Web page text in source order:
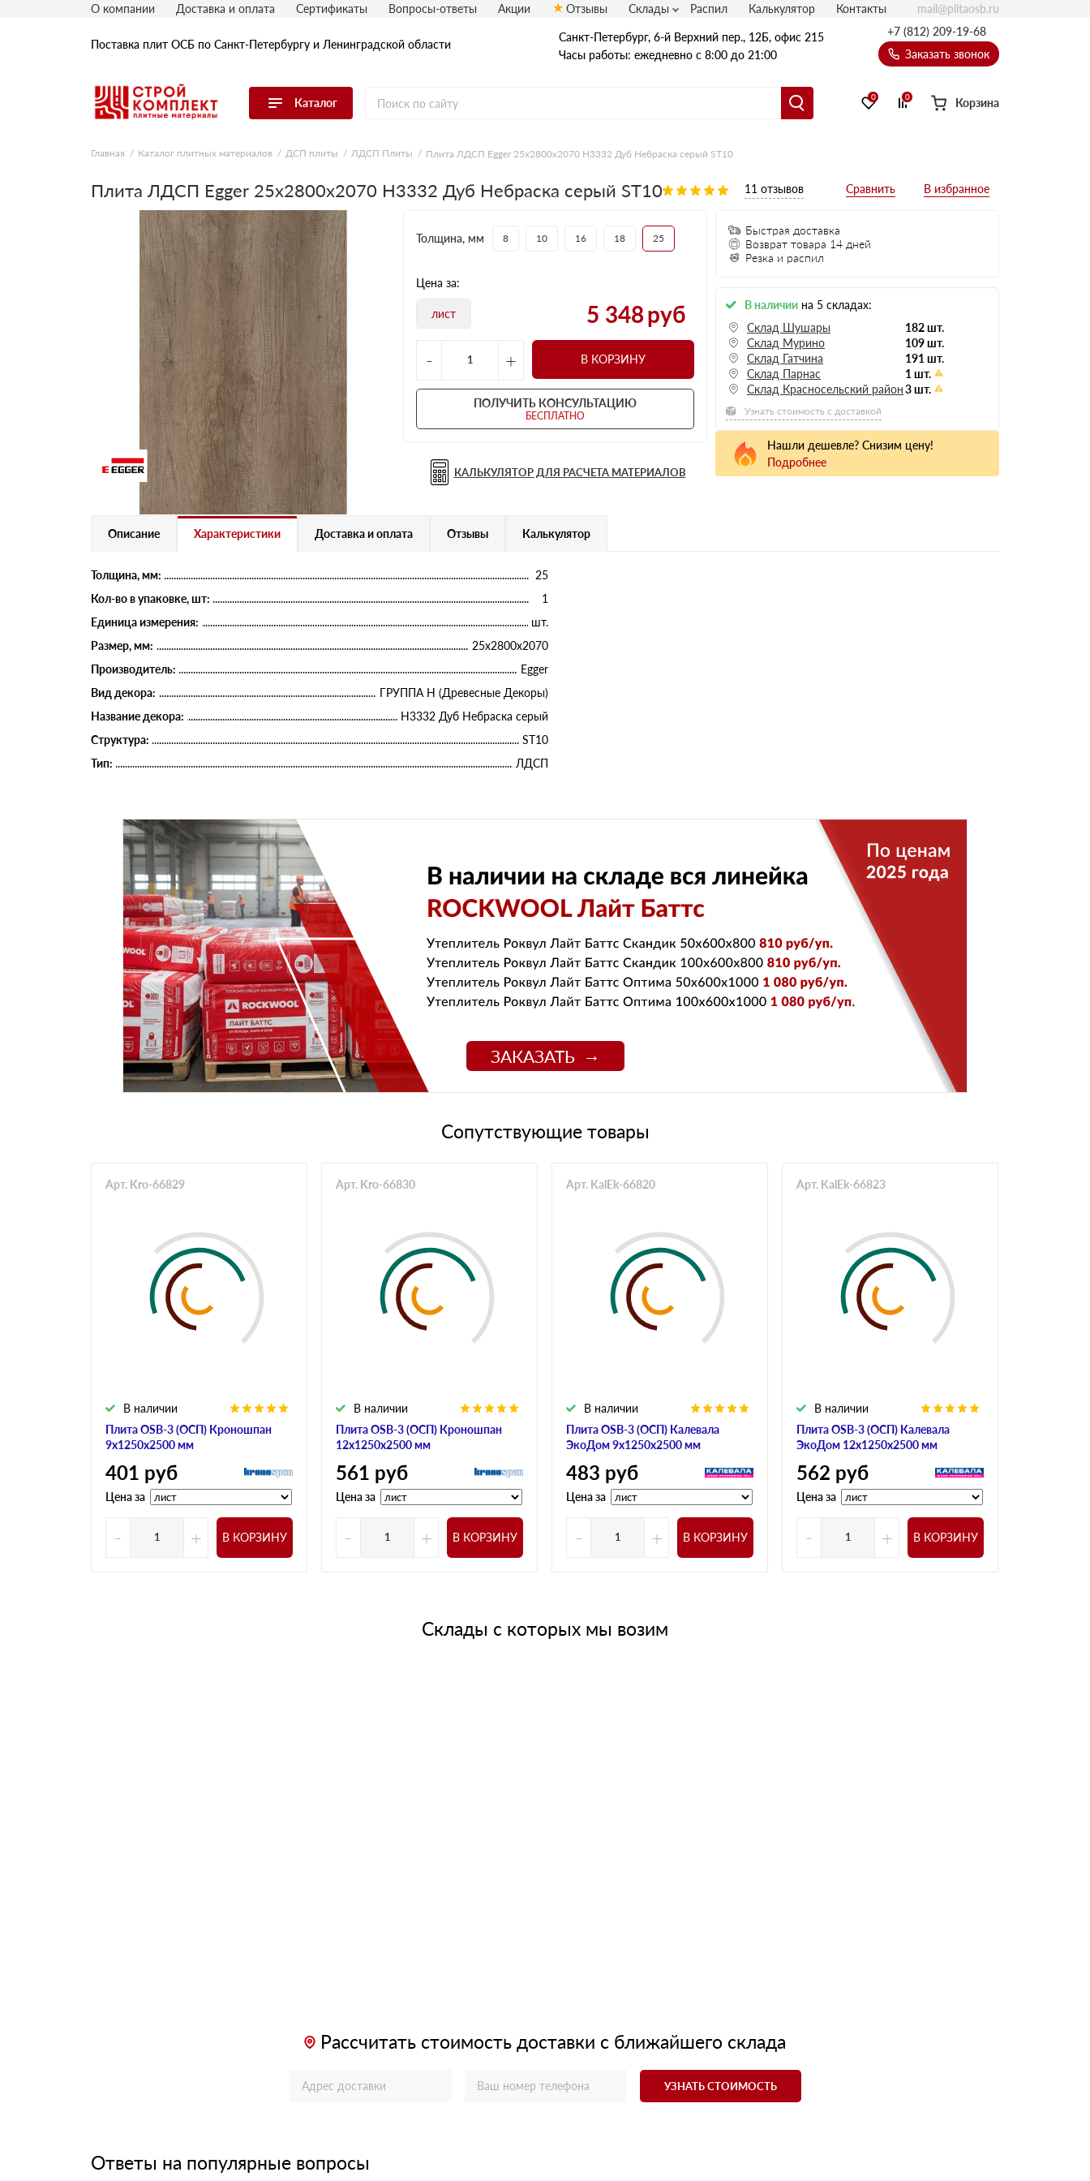
Поставка плит ОСБ по Санкт-Петербургу и Ленинградской области
Санкт-Петербург, 6-й Верхний пер., 12Б, офис 215
Часы работы: ежедневно с 8:00 до 21:00
+7 (812) 209-19-68
Заказать звонок
Каталог
Перейти в каталог
OSB плиты
ГВЛ (гипсоволокнистые плиты)
ДСП плиты
ЦСП плиты
Фибролитовые плиты
OSB плиты
Калевала ЭкоДом
Талион (Ультралам)
0 0 Корзина
О компании Доставка и оплата Сертификаты Вопросы-ответы Акции Отзывы Склады Распил Калькулятор Контакты mail@plitaosb.ru
Главная Каталог плитных материалов ДСП плиты ЛДСП Плиты Плита ЛДСП Egger 25х2800х2070 H3332 Дуб Небраска серый ST10
Плита ЛДСП Egger 25х2800х2070 H3332 Дуб Небраска серый ST10 11 отзывов
Толщина, мм 8 10 16 18 25
Цена за:
лист 5 348руб
- + В КОРЗИНУ
ПОЛУЧИТЬ КОНСУЛЬТАЦИЮ
БЕСПЛАТНО
КАЛЬКУЛЯТОР ДЛЯ РАСЧЕТА МАТЕРИАЛОВ
Быстрая доставка
Возврат товара 14 дней
Резка и распил
В наличии на 5 складах:
Склад Шушары
182 шт.
Склад Мурино
109 шт.
Склад Гатчина
191 шт.
Склад Парнас
1 шт.
Склад Красносельский район3 шт.
Узнать стоимость с доставкой
Нашли дешевле? Снизим цену!
Подробнее
Описание Характеристики Доставка и оплата Отзывы Калькулятор
Толщина, мм:
25
Кол-во в упаковке, шт:
1
Единица измерения:
шт.
Размер, мм:
25х2800х2070
Производитель:
Egger
Вид декора:
ГРУППА Н (Древесные Декоры)
Название декора:
H3332 Дуб Небраска серый
Структура:
ST10
Тип:
ЛДСП
ЗАКАЗАТЬ
Сопутствующие товары
Плита OSB-3 (ОСП) Кроношпан
9х1250х2500 мм
В наличии
Арт. Kro-66829
401 руб
Цена за
- + В КОРЗИНУ
Плита OSB-3 (ОСП) Кроношпан
12х1250х2500 мм
В наличии
Арт. Kro-66830
561 руб
Цена за
- + В КОРЗИНУ
Плита OSB-3 (ОСП) Калевала
ЭкоДом 9х1250х2500 мм
В наличии
Арт. KalEk-66820
483 руб
Цена за
- + В КОРЗИНУ
Плита OSB-3 (ОСП) Калевала
ЭкоДом 12х1250х2500 мм
В наличии
Арт. KalEk-66823
562 руб
Цена за
- + В КОРЗИНУ
Склады с которых мы возим
Рассчитать стоимость доставки с ближайшего склада
УЗНАТЬ СТОИМОСТЬ
Ответы на популярные вопросы